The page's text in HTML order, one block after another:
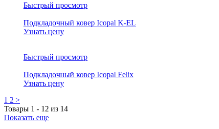
Быстрый просмотр
Подкладочный ковер Icopal K-EL
Узнать цену
Быстрый просмотр
Подкладочный ковер Icopal Felix
Узнать цену
1 2 >
Товары 1 - 12 из 14
Показать еще